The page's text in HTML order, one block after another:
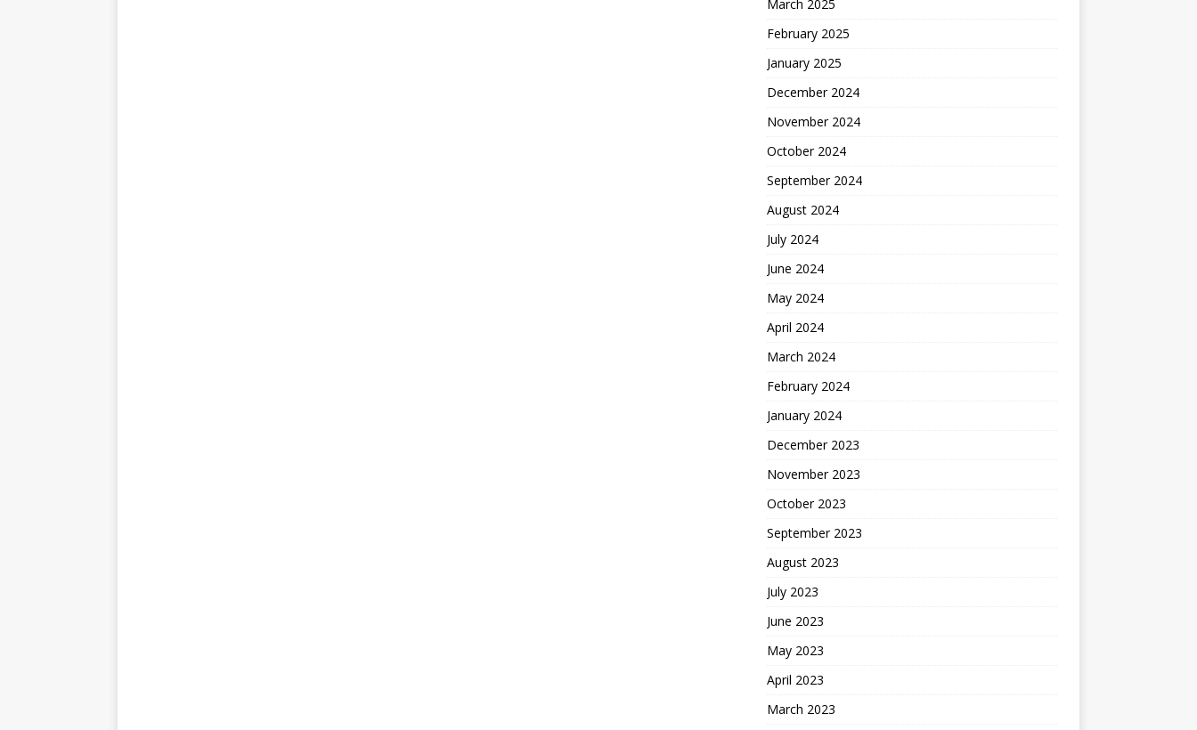
March 2025
February 2025
January 2025
December 2024
November 2024
October 2024
September 2024
August 2024
July 2024
June 2024
May 2024
April 2024
March 2024
February 2024
January 2024
December 2023
November 2023
October 2023
September 2023
August 2023
July 2023
June 2023
May 2023
April 2023
March 2023